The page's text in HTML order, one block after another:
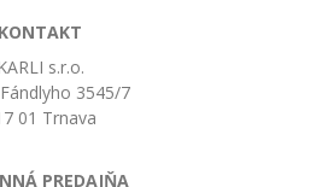
KONTAKT
s.r.o.
3545/7
01 Trnava
PREDAJŇA